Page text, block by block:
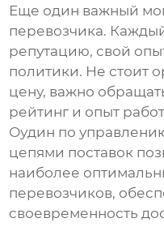
Еще один важный
перевозчика.
репутацию, свой
политики. Не стоит
цену, важно
рейтинг и опыт
Оудин по
цепями поставок
наиболее
перевозчиков,
своевременность